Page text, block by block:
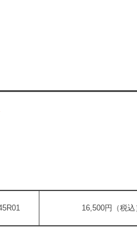
16,500円（税込